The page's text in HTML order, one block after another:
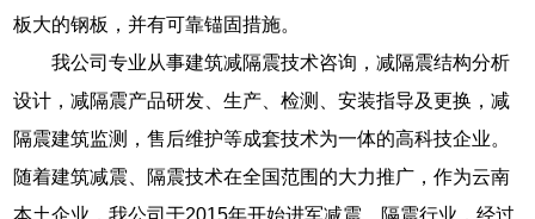
板大的钢板，并有可靠锚固措施。
我公司专业从事建筑减隔震技术咨询，减隔震结构分析
设计，减隔震产品研发、生产、检测、安装指导及更换，减
隔震建筑监测，售后维护等成套技术为一体的高科技企业。
随着建筑减震、隔震技术在全国范围的大力推广，作为云南